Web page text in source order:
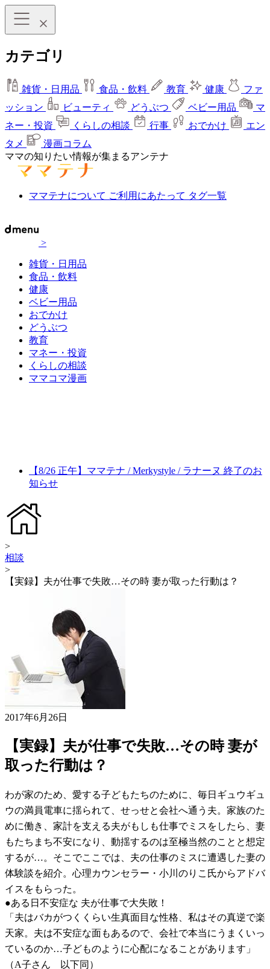
カテゴリ
雑貨・日用品 食品・飲料 教育 健康
ファ
ッション
ビューティ どうぶつ ベビー用品
マ
ネー・投資
くらしの相談 行事 おでかけ
エン
タメ
漫画コラム
ママの知りたい情報が集まるアンテナ
ママテナについて ご利用にあたって タグ一覧
>
雑貨・日用品
食品・飲料
健康
ベビー用品
おでかけ
どうぶつ
教育
マネー・投資
くらしの相談
ママコマ漫画
【8/26 正午】ママテナ / Merkystyle / ラナーヌ 終了のお
知らせ
>
相談
>
【実録】夫が仕事で失敗…その時 妻が取った行動は？
2017年6月26日
【実録】夫が仕事で失敗…その時 妻が
取った行動は？
わが家のため、愛する子どもたちのために、毎日ギュウギュ
ウの満員電車に揺られて、せっせと会社へ通う夫。家族のた
めに働き、家計を支える夫がもしも仕事でミスをしたら、妻
もたちまち不安になり、動揺するのは至極当然のことと想定
するが…。そこでここでは、夫の仕事のミスに遭遇した妻の
体験談を紹介。心理カウンセラー・小川のりこ氏からアドバ
イスをもらった。
●ある日不安症な 夫が仕事で大失敗！
「夫はバカがつくくらい生真面目な性格、私はその真逆で楽
天家。夫は不安症な面もあるので、会社で本当にうまくいっ
ているのか…子どものように心配になることがあります」
（A子さん 以下同）